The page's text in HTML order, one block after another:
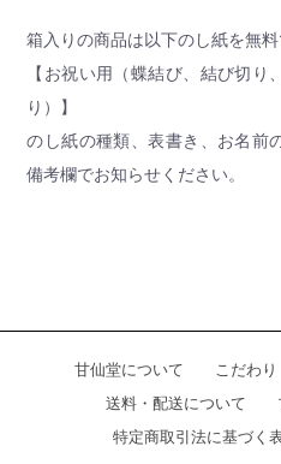
箱入りの商品は以下のし紙を無料
【お祝い用（蝶結び、結び切り
り）】
のし紙の種類、表書き、お名前
備考欄でお知らせください。
甘仙堂について こだわり
送料・配送について
特定商取引法に基づく